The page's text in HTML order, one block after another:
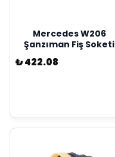
Mercedes W206
Şanzıman Fiş Soketi
Kostal Marka
A2035400253
₺ 422.08